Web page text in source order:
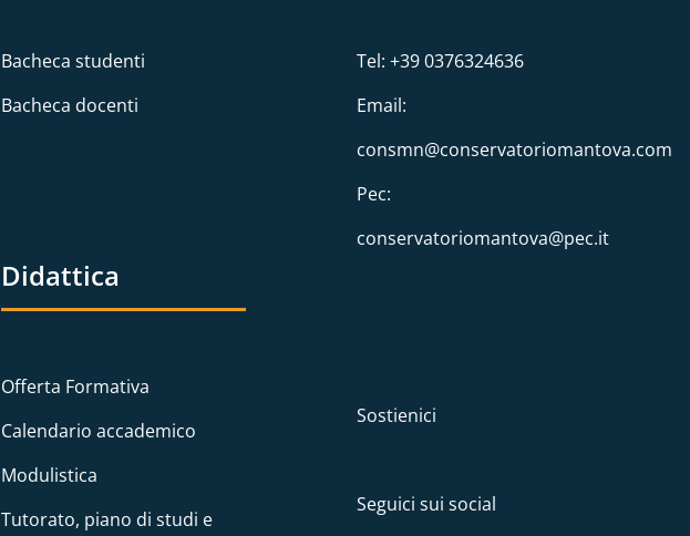
Bacheca studenti
Bacheca docenti
Didattica
Offerta Formativa
Calendario accademico
Modulistica
Tutorato, piano di studi e
Tel: +39 0376324636
Email:
consmn@conservatoriomantova.com
Pec:
conservatoriomantova@pec.it
Sostienici
Seguici sui social